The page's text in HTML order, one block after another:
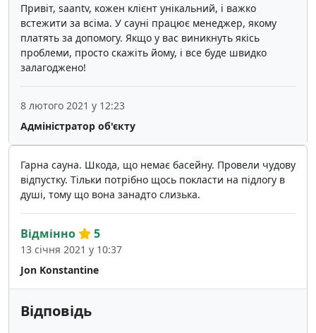
Привіт, saantv, кожен клієнт унікальний, і важко
встежити за всіма. У сауні працює менеджер, якому
платять за допомогу. Якщо у вас виникнуть якісь
проблеми, просто скажіть йому, і все буде швидко
залагоджено!
Адміністратор об'єкту
8 лютого 2021 у 12:23
Гарна сауна. Шкода, що немає басейну. Провели чудову
відпустку. Тільки потрібно щось покласти на підлогу в
душі, тому що вона занадто слизька.
Jon Konstantine
Відмінно 5
13 січня 2021 у 10:37
Відповідь